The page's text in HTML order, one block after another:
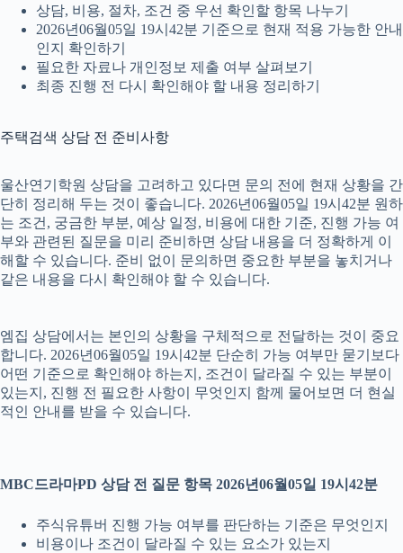
상담, 비용, 절차, 조건 중 우선 확인할 항목 나누기
2026년06월05일 19시42분 기준으로 현재 적용 가능한 안내
인지 확인하기
필요한 자료나 개인정보 제출 여부 살펴보기
최종 진행 전 다시 확인해야 할 내용 정리하기
주택검색 상담 전 준비사항
울산연기학원 상담을 고려하고 있다면 문의 전에 현재 상황을 간
단히 정리해 두는 것이 좋습니다. 2026년06월05일 19시42분 원하
는 조건, 궁금한 부분, 예상 일정, 비용에 대한 기준, 진행 가능 여
부와 관련된 질문을 미리 준비하면 상담 내용을 더 정확하게 이
해할 수 있습니다. 준비 없이 문의하면 중요한 부분을 놓치거나
같은 내용을 다시 확인해야 할 수 있습니다.
엠집 상담에서는 본인의 상황을 구체적으로 전달하는 것이 중요
합니다. 2026년06월05일 19시42분 단순히 가능 여부만 묻기보다
어떤 기준으로 확인해야 하는지, 조건이 달라질 수 있는 부분이
있는지, 진행 전 필요한 사항이 무엇인지 함께 물어보면 더 현실
적인 안내를 받을 수 있습니다.
MBC드라마PD 상담 전 질문 항목 2026년06월05일 19시42분
주식유튜버 진행 가능 여부를 판단하는 기준은 무엇인지
비용이나 조건이 달라질 수 있는 요소가 있는지